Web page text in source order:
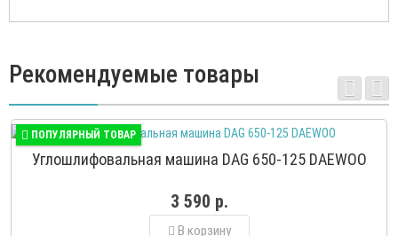
Рекомендуемые товары
ПОПУЛЯРНЫЙ ТОВАР
Углошлифовальная машина DAG 650-125 DAEWOO
3 590 р.
В корзину